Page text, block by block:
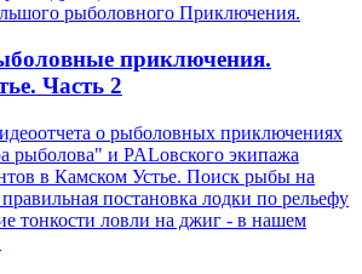
рыболовного Приключения.
приключения.
Часть 2
о рыболовных приключениях
рыболова" и PALовского экипажа
в Камском Устье. Поиск рыбы на
постановка лодки по рельефу
тонкости ловли на джиг - в нашем